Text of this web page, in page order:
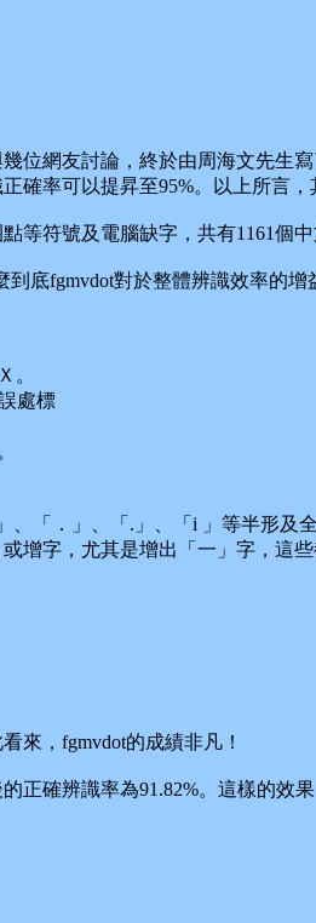
網友討論，終於由周海文先生
率可以提昇至95%。以上所言
符號及電腦缺字，共有1161個中
fgmvdot對於整體辨識效率的增
。
處標
．」、「.」、「i 」等半形及
增字，尤其是增出「一」字，這些
，fgmvdot的成績非凡！
確辨識率為91.82%。這樣的效